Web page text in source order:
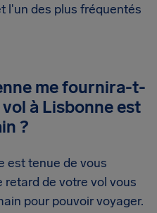
l'un des plus fréquentés
me fournira-t-
à Lisbonne est
?
est tenue de vous
de votre vol vous
pour pouvoir voyager.